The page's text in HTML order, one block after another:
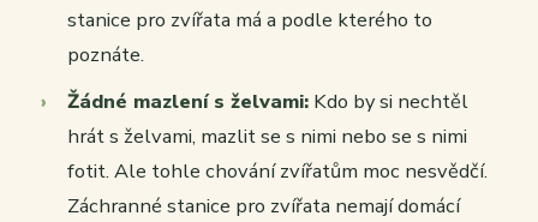
stanice pro zvířata má a podle kterého to
poznáte.
Žádné mazlení s želvami: Kdo by si nechtěl
hrát s želvami, mazlit se s nimi nebo se s nimi
fotit. Ale tohle chování zvířatům moc nesvědčí.
Záchranné stanice pro zvířata nemají domácí